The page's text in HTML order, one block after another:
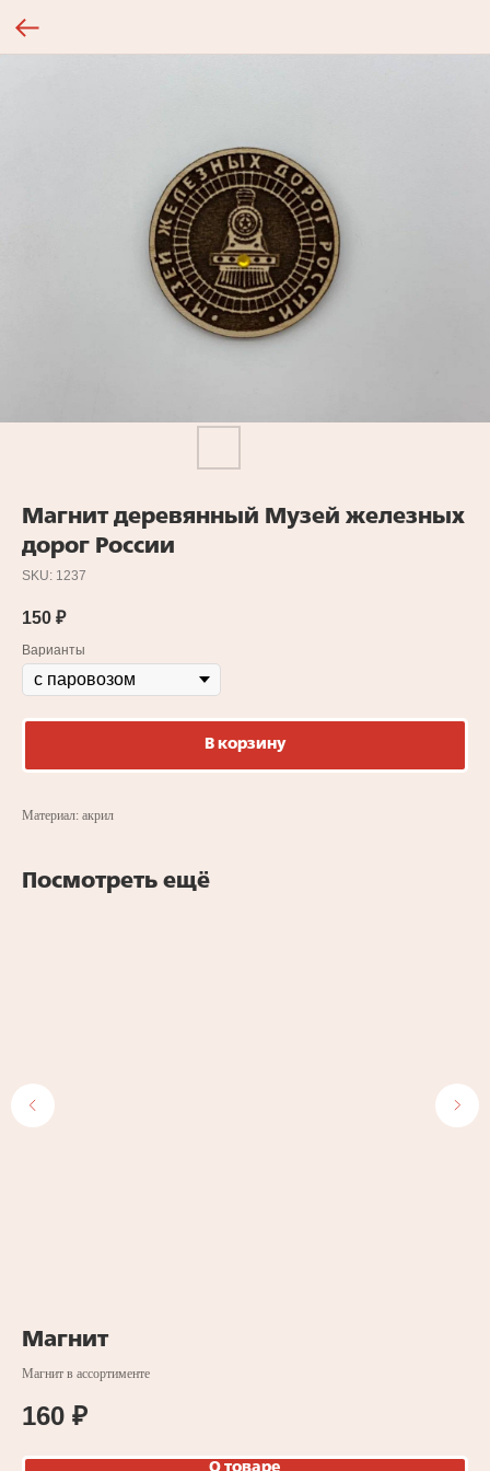
Магнит деревянный Музей железных
дорог России
SKU: 1237
150 ₽
Варианты
В корзину
Материал: акрил
Посмотреть ещё
Магнит
Магнит в ассортименте
160 ₽
О товаре